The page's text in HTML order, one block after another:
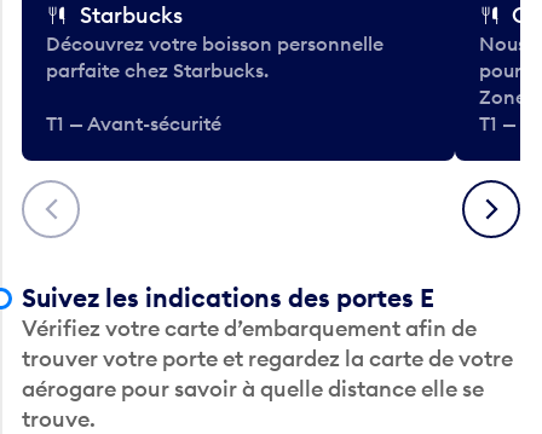
Précédent
Starbucks
Découvrez votre boisson personnelle
parfaite chez Starbucks.
T1 — Avant-sécurité
Nous
pour
Zone.
T1 —
Suivant
Suivez les indications des portes E
Vérifiez votre carte d’embarquement afin de
trouver votre porte et regardez la carte de votre
aérogare pour savoir à quelle distance elle se
trouve.